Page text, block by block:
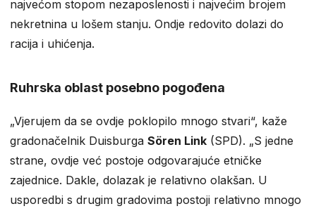
najvećom stopom nezaposlenosti i najvećim brojem
nekretnina u lošem stanju. Ondje redovito dolazi do
racija i uhićenja.
Ruhrska oblast posebno pogođena
„Vjerujem da se ovdje poklopilo mnogo stvari“, kaže
gradonačelnik Duisburga Sören Link (SPD). „S jedne
strane, ovdje već postoje odgovarajuće etničke
zajednice. Dakle, dolazak je relativno olakšan. U
usporedbi s drugim gradovima postoji relativno mnogo